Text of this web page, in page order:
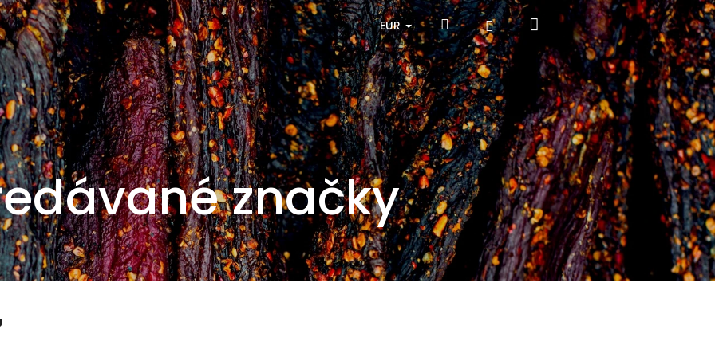
EUR HľadaťPrihlásenieNákupný
košík
značky